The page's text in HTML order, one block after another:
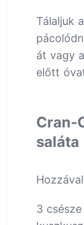
Tálaljuk
át vagy
előtt
Cran-
saláta
3